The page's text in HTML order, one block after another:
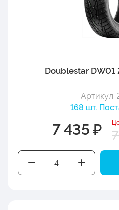
Doublestar DW01
Артикул:
168 шт.
7 435 ₽